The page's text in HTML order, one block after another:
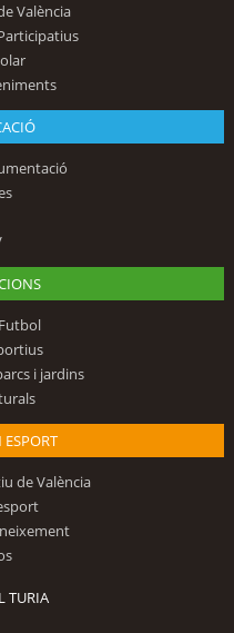
València
i jardins
de València
TURIA